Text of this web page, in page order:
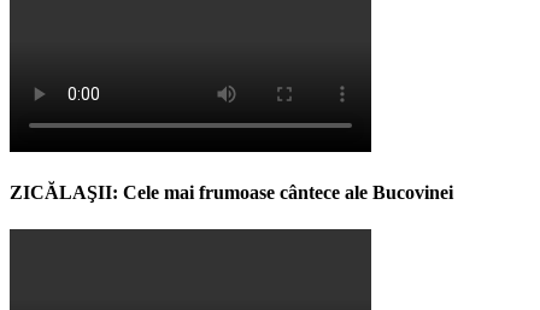
ZICĂLAŞII: Cele mai frumoase cântece ale Bucovinei